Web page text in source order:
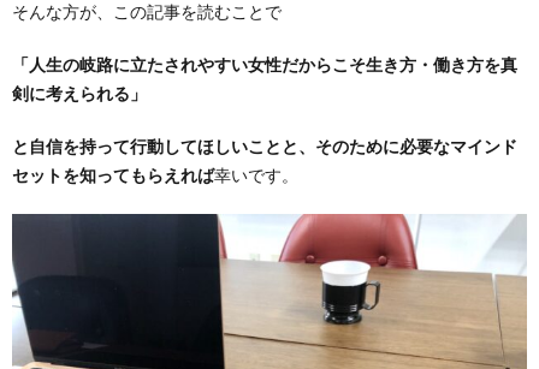
そんな方が、この記事を読むことで
「人生の岐路に立たされやすい女性だからこそ生き方・働き方を真
剣に考えられる」
と自信を持って行動してほしいことと、そのために必要なマインド
セットを知ってもらえれば幸いです。